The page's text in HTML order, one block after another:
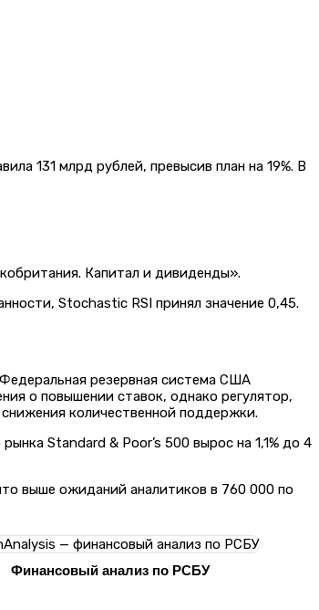
131 млрд рублей, превысив план на 19%. В
Капитал и дивиденды».
Stochastic RSI принял значение 0,45.
резервная система США
о повышении ставок, однако регулятор,
количественной поддержки.
Standard & Poor’s 500 вырос на 1,1% до 4
выше ожиданий аналитиков в 760 000 по
Финансовый анализ по РСБУ